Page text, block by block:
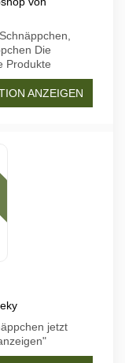
Die
Produkte
ANZEIGEN
jetzt